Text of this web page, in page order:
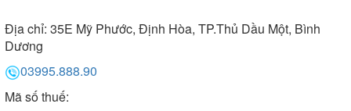
Địa chỉ: 35E Mỹ Phước, Định Hòa, TP.Thủ Dầu Một, Bình
Dương
03995.888.90
Mã số thuế: